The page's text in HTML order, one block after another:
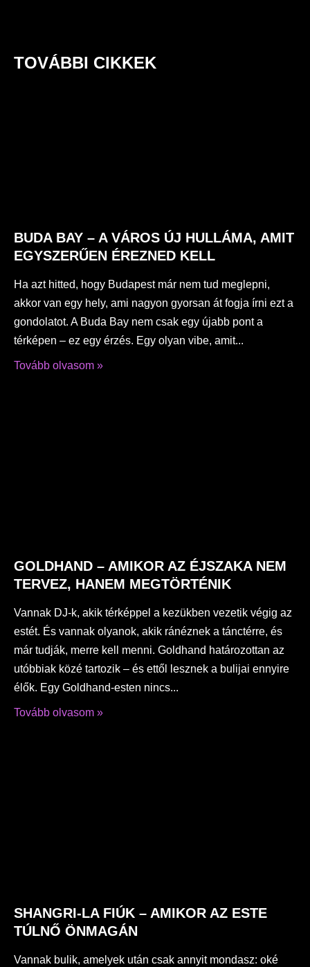
TOVÁBBI CIKKEK
BUDA BAY – A VÁROS ÚJ HULLÁMA, AMIT
EGYSZERŰEN ÉREZNED KELL
Ha azt hitted, hogy Budapest már nem tud meglepni,
akkor van egy hely, ami nagyon gyorsan át fogja írni ezt a
gondolatot. A Buda Bay nem csak egy újabb pont a
térképen – ez egy érzés. Egy olyan vibe, amit
Tovább olvasom »
GOLDHAND – AMIKOR AZ ÉJSZAKA NEM
TERVEZ, HANEM MEGTÖRTÉNIK
Vannak DJ-k, akik térképpel a kezükben vezetik végig az
estét. És vannak olyanok, akik ránéznek a tánctérre, és
már tudják, merre kell menni. Goldhand határozottan az
utóbbiak közé tartozik – és ettől lesznek a bulijai ennyire
élők. Egy Goldhand-esten nincs
Tovább olvasom »
SHANGRI-LA FIÚK – AMIKOR AZ ESTE
TÚLNŐ ÖNMAGÁN
Vannak bulik, amelyek után csak annyit mondasz: oké